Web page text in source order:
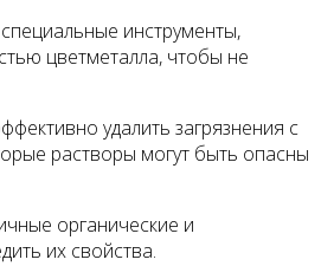
инструменты,
цветметалла, чтобы не
удалить загрязнения с
растворы могут быть опасны
органические и
их свойства.